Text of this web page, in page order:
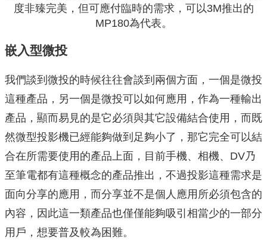
度非臻完美，但可應付臨時的需求，可以3M推出的
MP180為代表。
嵌入型微投
我們談到微投的時候往往會談到兩個方面，一個是微投
這種產品，另一個是微投可以如何應用，作為一種輸出
產品，顯而易見的是它必須與其它設備結合使用，而既
然微型投影機已經能夠做到足夠小了，那它完全可以結
合在所需要使用的產品上面，目前手機、相機、DV乃
至筆電都有這種概念的產品推出，不過投影這種需求是
面向分享的應用，而分享並不是個人應用所必須包含的
內容，因此這一類產品也僅僅能夠吸引相當少的一部分
用戶，想要普及較為困難。